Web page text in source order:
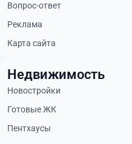
Вопрос-ответ
Реклама
Карта сайта
Недвижимость
Новостройки
Готовые ЖК
Пентхаусы